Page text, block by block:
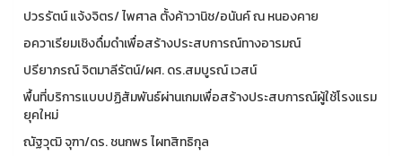
ปวรรัตน์ แจ้งจิตร/ ไพศาล ตั้งค้าวานิช/อนันค์ ณ หนองคาย
อควาเรียมเชิงดื่มดำเพื่อสร้างประสบการณ์ทางอารมณ์
ปรียาภรณ์ จิตมาลีรัตน์/ผศ. ดร.สมบูรณ์ เวสน์
พื้นที่บริการแบบปฏิสัมพันธ์ผ่านเกมเพื่อสร้างประสบการณ์ผู้ใช้โรงแรม
ยุคใหม่
ณัฐวุฒิ จุฑา/ดร. ชนกพร ไผทสิทธิกุล